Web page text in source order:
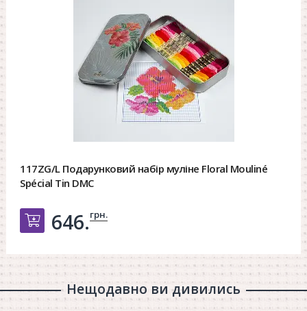
117ZG/L Подарунковий набір муліне Floral Mouliné
Spécial Tin DMC
Добавить в корзину
646.грн.
Нещодавно ви дивились